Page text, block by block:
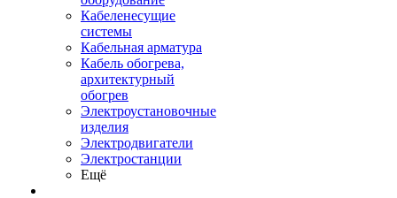
Кабеленесущие
системы
Кабельная арматура
Кабель обогрева,
архитектурный
обогрев
Электроустановочные
изделия
Электродвигатели
Электростанции
Ещё